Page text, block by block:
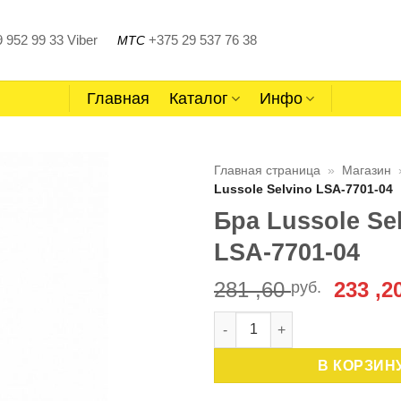
952 99 33 Viber МТС +375 29 537 76 38
Главная Каталог Инфо
Главная страница » Магазин
Lussole Selvino LSA-7701-04
Бра Lussole
LSA-7701-04
281 ,60руб.
281
,60
233
Количество товара Бра
В